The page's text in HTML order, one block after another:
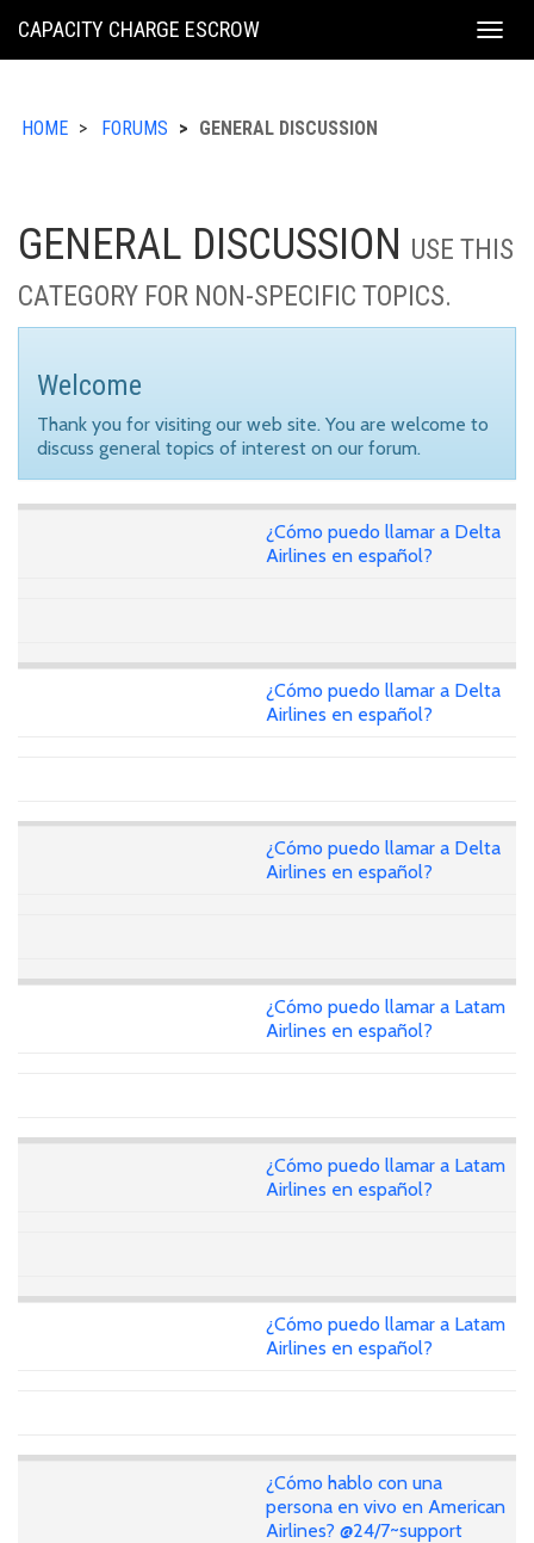
KING
CAPACITY CHARGE ESCROW
HOME FORUMS GENERAL DISCUSSION
GENERAL DISCUSSION USE THIS
CATEGORY FOR NON-SPECIFIC TOPICS.
Welcome
Thank you for visiting our web site. You are welcome to
discuss general topics of interest on our forum.
¿Cómo puedo llamar a Delta
Airlines en español?
¿Cómo puedo llamar a Delta
Airlines en español?
¿Cómo puedo llamar a Delta
Airlines en español?
¿Cómo puedo llamar a Latam
Airlines en español?
¿Cómo puedo llamar a Latam
Airlines en español?
¿Cómo puedo llamar a Latam
Airlines en español?
¿Cómo hablo con una
persona en vivo en American
Airlines? @24/7~support